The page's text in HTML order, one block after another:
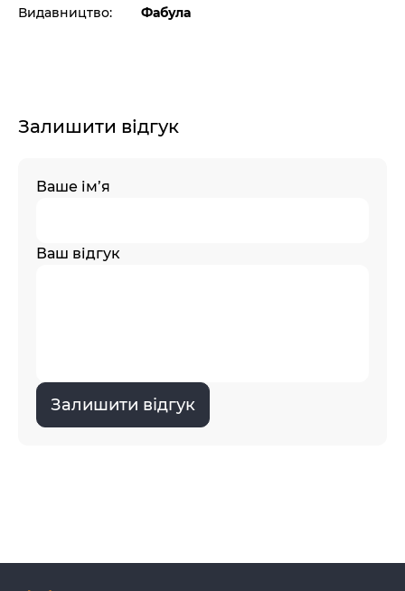
Видавництво: Фабула
Залишити відгук
Ваше ім’я
Ваш відгук
Залишити відгук